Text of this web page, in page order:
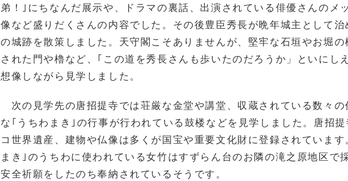
弟！｣にちなんだ展示や、ドラマの裏話、出演されている俳優さんのメ
像など盛りだくさんの内容でした。その後豊臣秀長が晩年城主として治
の城跡を散策しました。天守閣こそありませんが、堅牢な石垣やお堀の
された門や櫓など、｢この道を秀長さんも歩いたのだろうか」といにし
想像しながら見学しました。
次の見学先の唐招提寺では荘厳な金堂や講堂、収蔵されている数々の
な｢うちわまき｣の行事が行われている鼓楼などを見学しました。唐招提
コ世界遺産、建物や仏像は多くが国宝や重要文化財に登録されています
まき｣のうちわに使われている女竹はすずらん台のお隣の滝之原地区で
安全祈願をしたのち奉納されているそうです。